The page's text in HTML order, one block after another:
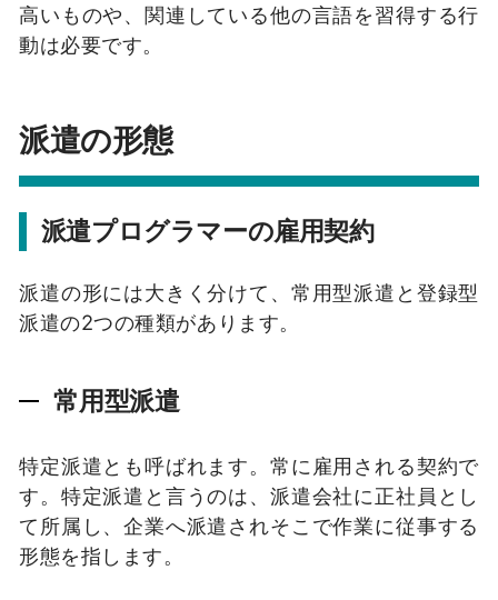
高いものや、関連している他の言語を習得する行
動は必要です。
派遣の形態
派遣プログラマーの雇用契約
派遣の形には大きく分けて、常用型派遣と登録型
派遣の2つの種類があります。
常用型派遣
特定派遣とも呼ばれます。常に雇用される契約で
す。特定派遣と言うのは、派遣会社に正社員とし
て所属し、企業へ派遣されそこで作業に従事する
形態を指します。